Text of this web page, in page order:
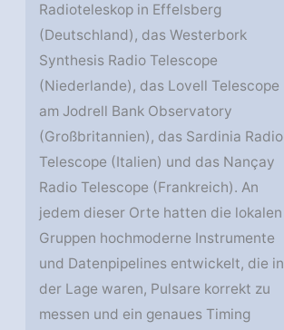
Radioteleskop in Effelsberg
(Deutschland), das Westerbork
Synthesis Radio Telescope
(Niederlande), das Lovell Telescope
am Jodrell Bank Observatory
(Großbritannien), das Sardinia Radio
Telescope (Italien) und das Nançay
Radio Telescope (Frankreich). An
jedem dieser Orte hatten die lokalen
Gruppen hochmoderne Instrumente
und Datenpipelines entwickelt, die in
der Lage waren, Pulsare korrekt zu
messen und ein genaues Timing